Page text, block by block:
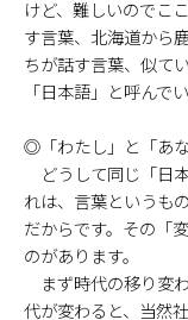
けど、難しいのでこ
す言葉、北海道から
ちが話す言葉、似て
「日本語」と呼んで
◎「わたし」と「あ
どうして同じ「日
れは、言葉というも
だからです。その「
のがあります。
まず時代の移り変
代が変わると、当然